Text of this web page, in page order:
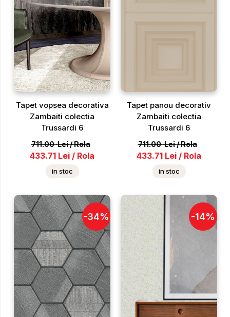
Tapet vopsea decorativa
Zambaiti colectia
Trussardi 6
711.00 Lei/Rola
433.71 Lei / Rola
in stoc
Tapet panou decorativ
Zambaiti colectia
Trussardi 6
711.00 Lei/Rola
433.71 Lei / Rola
in stoc
-34% -14%